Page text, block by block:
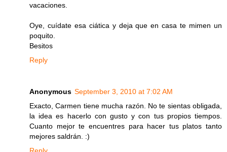
vacaciones.
Oye, cuídate esa ciática y deja que en casa te mimen un
poquito.
Besitos
Reply
Anonymous September 3, 2010 at 7:02 AM
Exacto, Carmen tiene mucha razón. No te sientas obligada,
la idea es hacerlo con gusto y con tus propios tiempos.
Cuanto mejor te encuentres para hacer tus platos tanto
mejores saldrán. :)